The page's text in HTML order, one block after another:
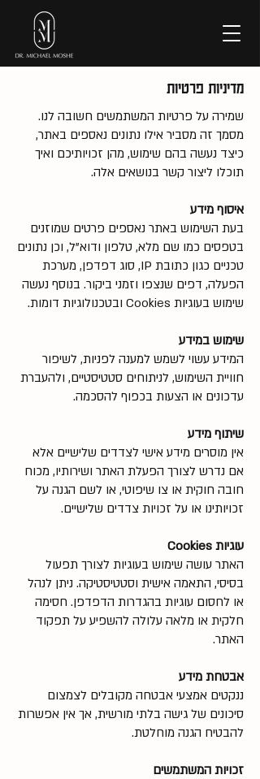
מדיניות פרטיות
שמירה על פרטיות המשתמשים חשובה לנו.
מסמך זה מסביר אילו נתונים נאספים באתר,
כיצד נעשה בהם שימוש, מהן זכויותיכם ואיך
תוכלו ליצור קשר בנושאים אלה.
איסוף מידע
בעת השימוש באתר נאספים פרטים שמוזנים
בטפסים כמו שם מלא, טלפון ודוא"ל, וכן נתונים
טכניים כגון כתובת IP, סוג דפדפן, מערכת
הפעלה, דפים שנצפו וזמני ביקור. בנוסף נעשה
שימוש בעוגיות Cookies ובטכנולוגיות דומות.
שימוש במידע
המידע עשוי לשמש למענה לפניות, לשיפור
חוויית השימוש, לניתוחים סטטיסטיים, ולהעברת
עדכונים או הצעות בכפוף להסכמה.
שיתוף מידע
אין מוסרים מידע אישי לצדדים שלישיים אלא
אם נדרש לצורך הפעלת האתר ושירותיו, מכוח
חובה חוקית או צו שיפוטי, או לשם הגנה על
זכויותינו או על זכויות צדדים שלישיים.
עוגיות Cookies
האתר עושה שימוש בעוגיות לצורך תפעול
בסיסי, התאמה אישית וסטטיסטיקה. ניתן לנהל
או לחסום עוגיות בהגדרות הדפדפן. חסימה
חלקית או מלאה עלולה להשפיע על תפקוד
האתר.
אבטחת מידע
ננקטים אמצעי אבטחה מקובלים לצמצום
סיכונים של גישה בלתי מורשית, אך אין אפשרות
להבטיח הגנה מוחלטת.
זכויות המשתמשים